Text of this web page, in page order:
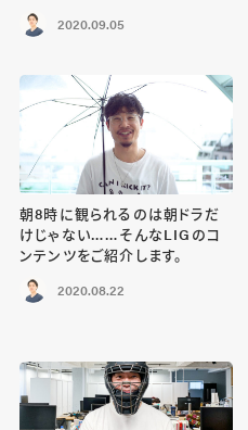
2020.09.05
朝8時に観られるのは朝ドラだ
けじゃない……そんなLIGのコ
ンテンツをご紹介します。
2020.08.22